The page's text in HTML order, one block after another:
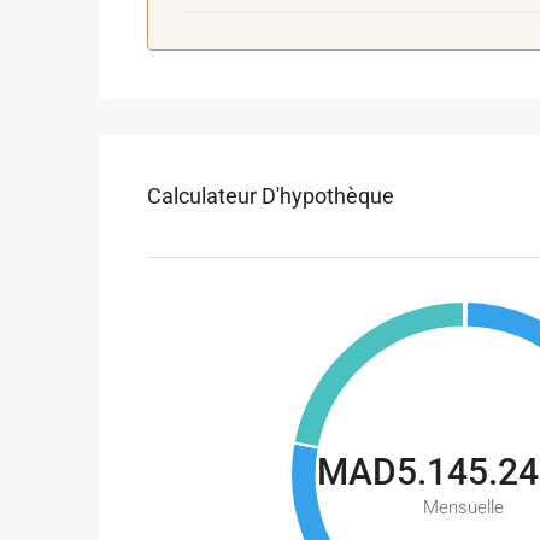
Calculateur D'hypothèque
Mensuelle